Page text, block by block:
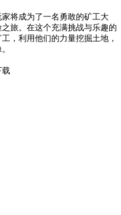
将成为了一名勇敢的矿工大
旅。在这个充满挑战与乐趣的
，利用他们的力量挖掘土地，
载